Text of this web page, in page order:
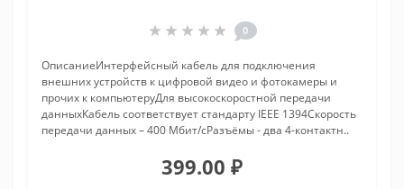
0
ОписаниеИнтерфейсный кабель для подключения
внешних устройств к цифровой видео и фотокамеры и
прочих к компьютеруДля высокоскоростной передачи
данныхКабель соответствует стандарту IEEE 1394Скорость
передачи данных – 400 Мбит/сРазъёмы - два 4-контактн..
399.00 ₽